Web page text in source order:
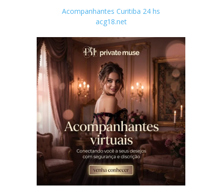
Acompanhantes Curitiba 24 hs
acg18.net